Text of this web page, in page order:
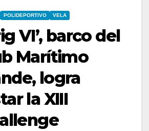
POLIDEPORTIVO VELA
VI’, barco del
Marítimo
logra
la XIII